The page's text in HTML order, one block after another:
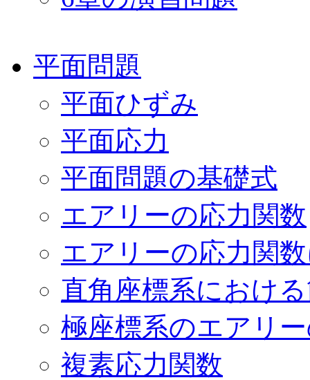
平面問題
平面ひずみ
平面応力
平面問題の基礎式
エアリーの応力関数
エアリーの応力関
直角座標系におけ
極座標系のエアリ
複素応力関数